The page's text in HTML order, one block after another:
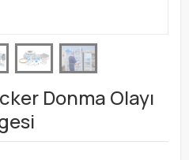
Donma Olayı